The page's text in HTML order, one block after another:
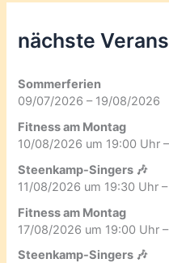
nächste
Sommerferien
09/07/2026 – 19/08/2026
Fitness am Montag
10/08/2026 um 19:00 Uhr
Steenkamp-Singers 🎶
11/08/2026 um 19:30 Uhr
Fitness am Montag
17/08/2026 um 19:00 Uhr
Steenkamp-Singers 🎶